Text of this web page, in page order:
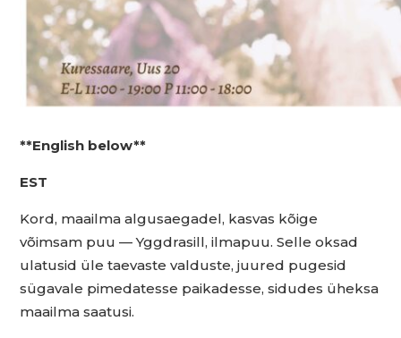
**English below**
EST
Kord, maailma algusaegadel, kasvas kõige
võimsam puu — Yggdrasill, ilmapuu. Selle oksad
ulatusid üle taevaste valduste, juured pugesid
sügavale pimedatesse paikadesse, sidudes üheksa
maailma saatusi.